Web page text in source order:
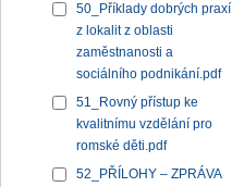
50_Příklady dobrých praxí
z lokalit z oblasti
zaměstnanosti a
sociálního podnikání.pdf
51_Rovný přístup ke
kvalitnímu vzdělání pro
romské děti.pdf
52_PŘÍLOHY – ZPRÁVA